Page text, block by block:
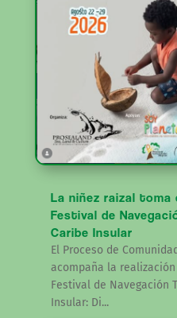
La niñez raizal toma
Festival de
Caribe Insular
El Proceso de
acompaña la
Festival de Navegación
Insular: Di...